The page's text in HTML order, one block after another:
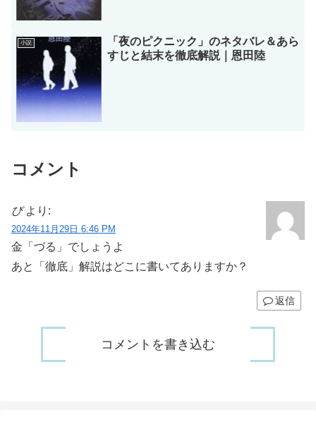
小説
「夜のピクニック」のネタバレ＆あら
すじと結末を徹底解説｜恩田陸
コメント
び より:
2024年11月29日 6:46 PM
金「づる」でしょうよ
あと「徹底」解説はどこに書いてありますか？
返信
コメントを書き込む